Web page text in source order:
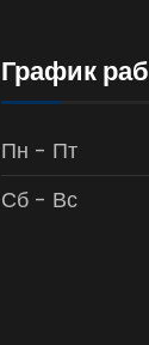
График
Пн - Пт
Сб - Вс